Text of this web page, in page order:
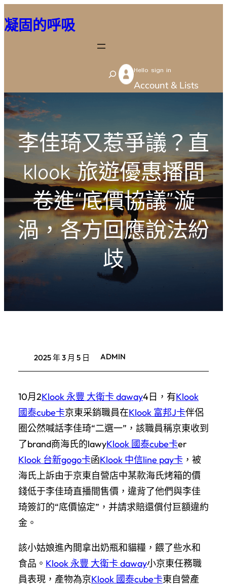
至
容
凝固的呼吸
S
e
c
h
Hello sign in
Account & Lists
李佳琦又惹爭議？直
klook 旅遊優惠播間
卷進“底價協議”漩
渦，各方回應說法紛
歧
2025 年 3 月 5 日 ADMIN
10月2Klook 永豐 大衛卡 daway4日，有Klook
國泰cube卡京東采銷職員在Klook 富邦J卡伴侶
圈公然喊話李佳琦“二選一”，該職員稱京東收到
了brand商海氏的lawyKlook 國泰cube卡er
Klook 台新gogo卡函Klook 中信line pay卡 ，被
海氏上訴由于京東自營店中某款海氏烤箱的價
錢低于李佳琦直播間售價，違背了他們與李佳
琦簽訂的“底價協定”，并請求賠還償付巨額違約
金。
該小姑娘進內間拿出奶瓶和貓糧，餵了些水和
食品。 Klook 永豐 大衛卡 daway小京東任務職
員表現，產物為京Klook 國泰cube卡東自營產